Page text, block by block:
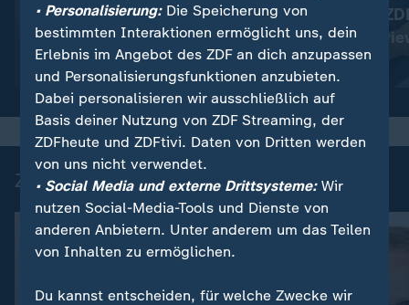
Trotz Krieg:
Leihmutterschaft in der
Ukraine
Pantisano im
Video
Zuletzt auf ZDFheute veröffentlicht
• Personalisierung:Die Speicherung von
bestimmten Interaktionen ermöglicht uns, dein
Erlebnis im Angebot des ZDF an dich anzupassen
und Personalisierungsfunktionen anzubieten.
Dabei personalisieren wir ausschließlich auf
Basis deiner Nutzung von ZDF Streaming, der
ZDFheute und ZDFtivi. Daten von Dritten werden
von uns nicht verwendet.
• Social Media und externe Drittsysteme:Wir
nutzen Social-Media-Tools und Dienste von
anderen Anbietern. Unter anderem um das Teilen
von Inhalten zu ermöglichen.
Du kannst entscheiden, für welche Zwecke wir